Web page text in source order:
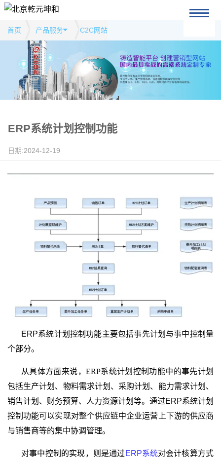
首页 产品服务 C2C网站
ERP系统计划控制功能
日期:2024-12-19
ERP系统计划控制功能主要包括事先计划与事中控制量
个部分。
从具体方面来说， ERP系统计划控制功能中的事先计划
包括生产计划、物料需求计划、采购计划、能力需求计划、
销售计划、财务预算、人力资源计划等。 通过ERP系统计划
控制功能可以实现对整个供应链中企业运营上下游的供应商
与销售商等的集中协调管理。
对事中控制的实现，则是通过 ERP系统对会计核算方式